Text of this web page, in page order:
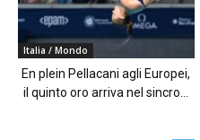
Italia / Mondo
En plein Pellacani agli Europei,
il quinto oro arriva nel sincro...